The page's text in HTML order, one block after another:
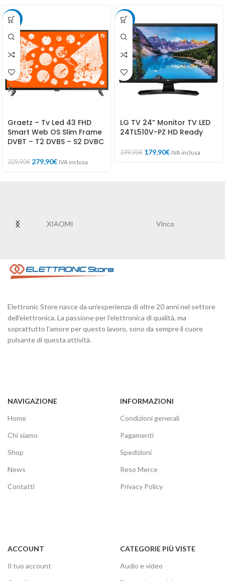
-15%
Graetz – Tv Led 43 FHD
Smart Web OS Slim Frame
DVBT – T2 DVBS – S2 DVBC
329,90€ 279,90€ IVA inclusa
-10%
LG TV 24” Monitor TV LED
24TL510V-PZ HD Ready
199,90€ 179,90€ IVA inclusa
XIAOMI Vinco
Elettronic Store nasce da un’esperienza di oltre 20 anni nel settore
dell'elettronica. La passione per l'elettronica di qualità, ma
soprattutto l’amore per questo lavoro, sono da sempre il cuore
pulsante di questa attività.
NAVIGAZIONE
Home
Chi siamo
Shop
News
Contatti
INFORMAZIONI
Condizioni generali
Pagamenti
Spedizioni
Reso Merce
Privacy Policy
ACCOUNT
Il tuo account
CATEGORIE PIÙ VISTE
Audio e video